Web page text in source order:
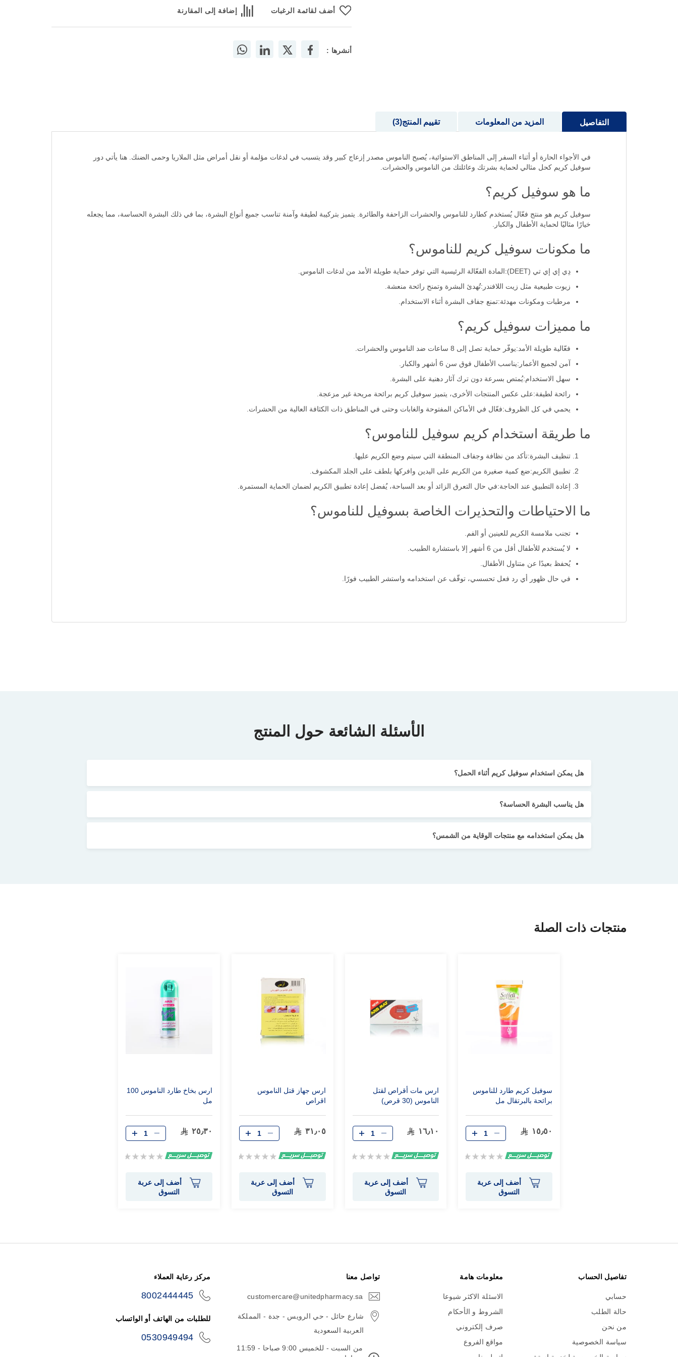
أضف لقائمة الرغبات إضافة إلى المقارنة
أنشرها :
التفاصيل
في الأجواء الحارة أو أثناء السفر إلى المناطق الاستوائية، يُصبح الناموس مصدر إزعاج كبير وقد يتسبب في لدغات مؤلمة أو نقل أمراض مثل الملاريا وحمى الضنك. هنا يأتي دور
سوفيل كريم كحل مثالي لحماية بشرتك وعائلتك من الناموس والحشرات.
ما هو سوفيل كريم؟
سوفيل كريم هو منتج فعّال يُستخدم كطارد للناموس والحشرات الزاحفة والطائرة. يتميز بتركيبة لطيفة وآمنة تناسب جميع أنواع البشرة، بما في ذلك البشرة الحساسة، مما يجعله
خيارًا مثاليًا لحماية الأطفال والكبار.
ما مكونات سوفيل كريم للناموس؟
دِي إي إي تي (DEET):المادة الفعّالة الرئيسية التي توفر حماية طويلة الأمد من لدغات الناموس.
زيوت طبيعية مثل زيت اللافندر:تُهدئ البشرة وتمنح رائحة منعشة.
مرطبات ومكونات مهدئة:تمنع جفاف البشرة أثناء الاستخدام.
ما مميزات سوفيل كريم؟
فعّالية طويلة الأمد:يوفّر حماية تصل إلى 8 ساعات ضد الناموس والحشرات.
آمن لجميع الأعمار:يناسب الأطفال فوق سن 6 أشهر والكبار.
سهل الاستخدام:يُمتص بسرعة دون ترك آثار دهنية على البشرة.
رائحة لطيفة:على عكس المنتجات الأخرى، يتميز سوفيل كريم برائحة مريحة غير مزعجة.
يحمي في كل الظروف:فعّال في الأماكن المفتوحة والغابات وحتى في المناطق ذات الكثافة العالية من الحشرات.
ما طريقة استخدام كريم سوفيل للناموس؟
تنظيف البشرة:تأكد من نظافة وجفاف المنطقة التي سيتم وضع الكريم عليها.
تطبيق الكريم:ضع كمية صغيرة من الكريم على اليدين وافركها بلطف على الجلد المكشوف.
إعادة التطبيق عند الحاجة:في حال التعرق الزائد أو بعد السباحة، يُفضل إعادة تطبيق الكريم لضمان الحماية المستمرة.
ما الاحتياطات والتحذيرات الخاصة بسوفيل للناموس؟
تجنب ملامسة الكريم للعينين أو الفم.
لا يُستخدم للأطفال أقل من 6 أشهر إلا باستشارة الطبيب.
يُحفظ بعيدًا عن متناول الأطفال.
في حال ظهور أي رد فعل تحسسي، توقّف عن استخدامه واستشر الطبيب فورًا.
المزيد من المعلومات تقييم المنتج 3
الأسئلة الشائعة حول المنتج
هل يمكن استخدام سوفيل كريم أثناء الحمل؟
هل يناسب البشرة الحساسة؟
هل يمكن استخدامه مع منتجات الوقاية من الشمس؟
منتجات ذات الصلة
سوفيل كريم طارد للناموس
برائحة بالبرتقال مل
١٥٫٥٠
Rating:
أضف إلى عربة
التسوق
ارس مات أقراص لقتل
الناموس (30 قرص)
١٦٫١٠
Rating:
أضف إلى عربة
التسوق
ارس جهاز قتل الناموس
اقراص
٣١٫٠٥
Rating:
أضف إلى عربة
التسوق
ارس بخاخ طارد الناموس 100
مل
٢٥٫٣٠
Rating:
أضف إلى عربة
التسوق
تفاصيل الحساب
حسابي
حالة الطلب
من نحن
سياسة الخصوصية
معلومات هامة
الاسئلة الاكثر شيوعا
الشروط و الأحكام
صرف إلكتروني
مواقع الفروع
تواصل معنا
customercare@unitedpharmacy.sa
شارع حائل - حي الرويس - جدة - المملكة
العربية السعودية
من السبت - للخميس 9:00 صباحا - 11:59
مركز رعاية العملاء
8002444445
للطلبات من الهاتف أو الواتساب
0530949494